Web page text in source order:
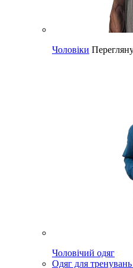
Чоловіки
Чоловічий одяг
Одяг для